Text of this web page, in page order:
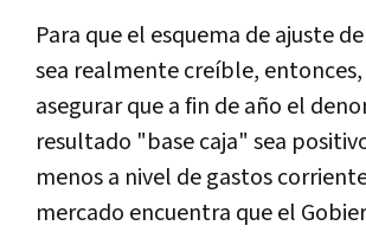
Para que el esquema de ajuste
sea realmente creíble, entonces,
asegurar que a fin de año el
resultado "base caja" sea
menos a nivel de gastos
mercado encuentra que el